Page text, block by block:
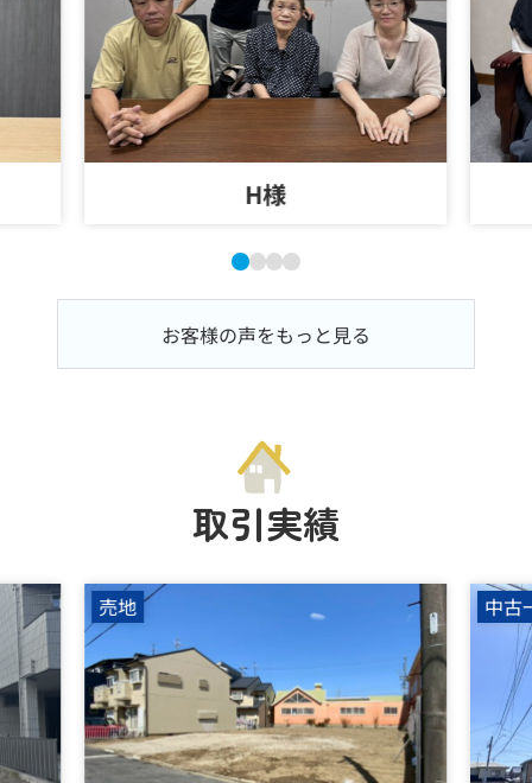
H様
お客様の声をもっと見る
取引実績
売地 中古